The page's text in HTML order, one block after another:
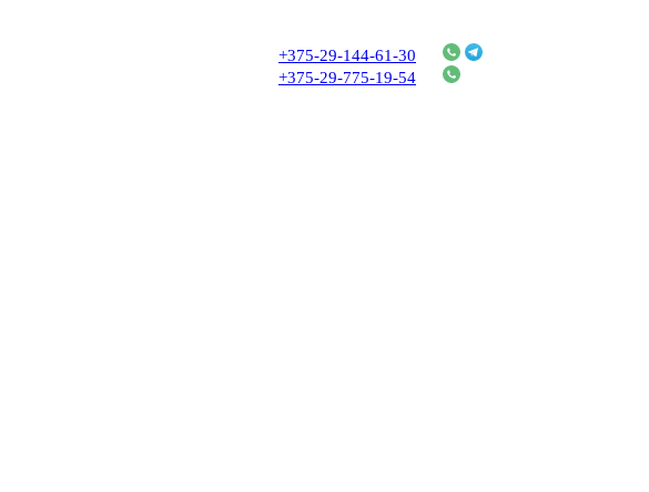
+375-29-144-61-30
+375-29-775-19-54